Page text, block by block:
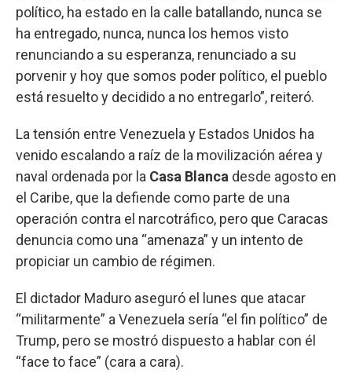
político, ha estado en la calle batallando, nunca se
ha entregado, nunca, nunca los hemos visto
renunciando a su esperanza, renunciado a su
porvenir y hoy que somos poder político, el pueblo
está resuelto y decidido a no entregarlo”, reiteró.
La tensión entre Venezuela y Estados Unidos ha
venido escalando a raíz de la movilización aérea y
naval ordenada por la Casa Blanca desde agosto en
el Caribe, que la defiende como parte de una
operación contra el narcotráfico, pero que Caracas
denuncia como una “amenaza” y un intento de
propiciar un cambio de régimen.
El dictador Maduro aseguró el lunes que atacar
“militarmente” a Venezuela sería “el fin político” de
Trump, pero se mostró dispuesto a hablar con él
“face to face” (cara a cara).